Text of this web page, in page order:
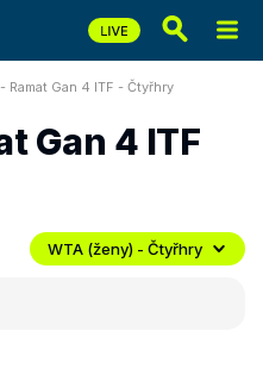
Ramat Gan 4 ITF - Čtyřhry
Gan 4 ITF
WTA (ženy) - Čtyřhry